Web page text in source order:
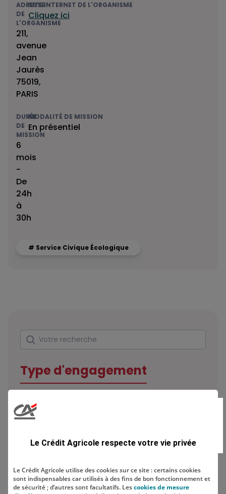
ADRESSE
DE
L'ORGANISME
211,
avenue
Jean
Jaurès
75019,
PARIS
SITE INTERNET DE L'ORGANISME
Cliquez ici
DURÉE
DE
MISSION
6
mois
-
De
24h
à
30h
MODALITÉ DE MISSION
En présentiel
# Service Civique Écologique
Rechercher
Votre recherche
Type d'engagement
Localisation
Le Crédit Agricole respecte votre vie privée
Le Crédit Agricole utilise des cookies sur ce site : certains cookies
sont indispensables car utilisés à des fins de bon fonctionnement et
de sécurité ; d’autres sont facultatifs. Lescookies de mesure